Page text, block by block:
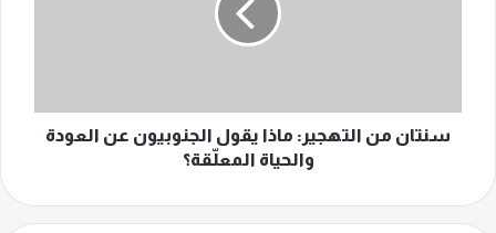
والحياة
المعلّقة؟
سنتان من التهجير: ماذا يقول الجنوبيون عن العودة
والحياة المعلّقة؟